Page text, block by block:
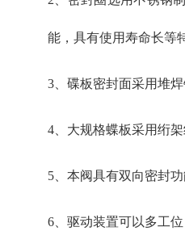
能，具有使用寿命长等
3、碟板密封面采用堆
4、大规格蝶板采用绗
5、本阀具有双向密封
6、驱动装置可以多工